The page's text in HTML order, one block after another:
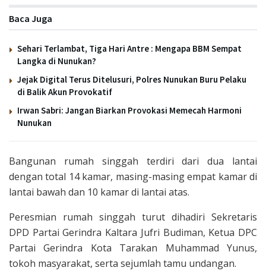
Baca Juga
Sehari Terlambat, Tiga Hari Antre : Mengapa BBM Sempat
Langka di Nunukan?
Jejak Digital Terus Ditelusuri, Polres Nunukan Buru Pelaku
di Balik Akun Provokatif
Irwan Sabri: Jangan Biarkan Provokasi Memecah Harmoni
Nunukan
Bangunan rumah singgah terdiri dari dua lantai
dengan total 14 kamar, masing-masing empat kamar di
lantai bawah dan 10 kamar di lantai atas.
Peresmian rumah singgah turut dihadiri Sekretaris
DPD Partai Gerindra Kaltara Jufri Budiman, Ketua DPC
Partai Gerindra Kota Tarakan Muhammad Yunus,
tokoh masyarakat, serta sejumlah tamu undangan.